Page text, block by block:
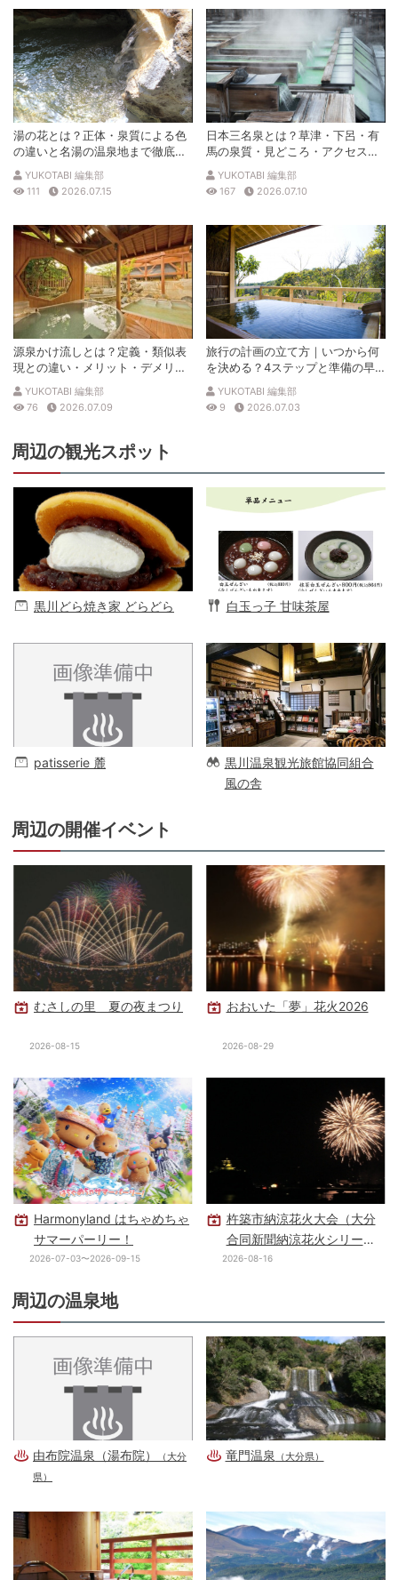
湯の花とは？正体・泉質による色
の違いと名湯の温泉地まで徹底解
説
YUKOTABI 編集部
111
2026.07.15
日本三名泉とは？草津・下呂・有
馬の泉質・見どころ・アクセスを
徹底解説
YUKOTABI 編集部
167
2026.07.10
源泉かけ流しとは？定義・類似表
現との違い・メリット・デメリッ
トを解説
YUKOTABI 編集部
76
2026.07.09
旅行の計画の立て方｜いつから何
を決める？4ステップと準備の早
見表
YUKOTABI 編集部
9
2026.07.03
周辺の観光スポット
黒川どら焼き家 どらどら 白玉っ子 甘味茶屋
patisserie 麓
黒川温泉観光旅館協同組合
風の舎
周辺の開催イベント
むさしの里 夏の夜まつり
2026-08-15
おおいた「夢」花火2026
2026-08-29
Harmonyland はちゃめちゃ
サマーパーリー！
2026-07-03〜2026-09-15
杵築市納涼花火大会（大分
合同新聞納涼花火シリー
ズ・杵築会場）
2026-08-16
周辺の温泉地
由布院温泉（湯布院）
（大分
県）
竜門温泉 （大分県）